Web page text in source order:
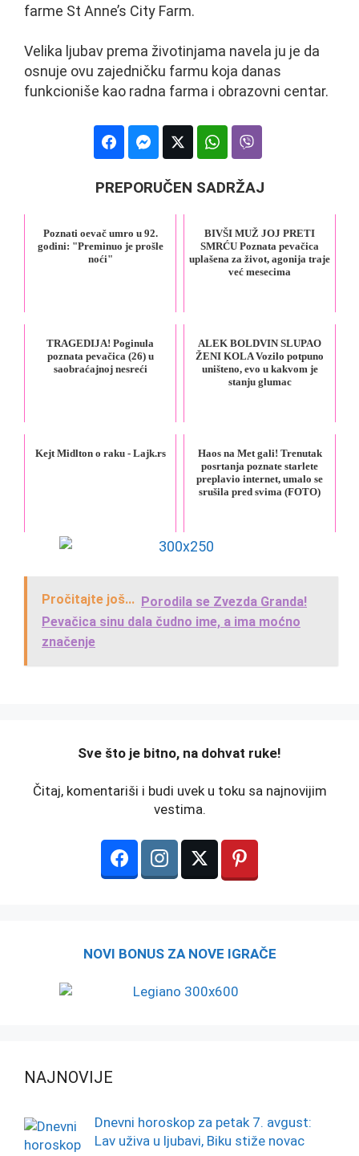
farme St Anne’s City Farm.
Velika ljubav prema životinjama navela ju je da
osnuje ovu zajedničku farmu koja danas
funkcioniše kao radna farma i obrazovni centar.
PREPORUČEN SADRŽAJ
Poznati oevač umro u 92.
godini: "Preminuo je prošle
noći"
BIVŠI MUŽ JOJ PRETI
SMRĆU Poznata pevačica
uplašena za život, agonija traje
već mesecima
TRAGEDIJA! Poginula
poznata pevačica (26) u
saobraćajnoj nesreći
ALEK BOLDVIN SLUPAO
ŽENI KOLA Vozilo potpuno
uništeno, evo u kakvom je
stanju glumac
Kejt Midlton o raku - Lajk.rs
Haos na Met gali! Trenutak
posrtanja poznate starlete
preplavio internet, umalo se
srušila pred svima (FOTO)
Pročitajte još... Porodila se Zvezda Granda!
Pevačica sinu dala čudno ime, a ima moćno
značenje
️Sve što je bitno, na dohvat ruke!
Čitaj, komentariši i budi uvek u toku sa najnovijim
vestima.
NOVI BONUS ZA NOVE IGRAČE
NAJNOVIJE
Dnevni horoskop za petak 7. avgust:
Lav uživa u ljubavi, Biku stiže novac